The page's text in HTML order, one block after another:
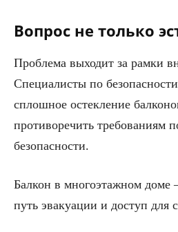
Вопрос не только
Проблема выходит за рамки
Специалисты по
сплошное остекление
противоречить требованиям
безопасности.
Балкон в многоэтажном доме
путь эвакуации и доступ для